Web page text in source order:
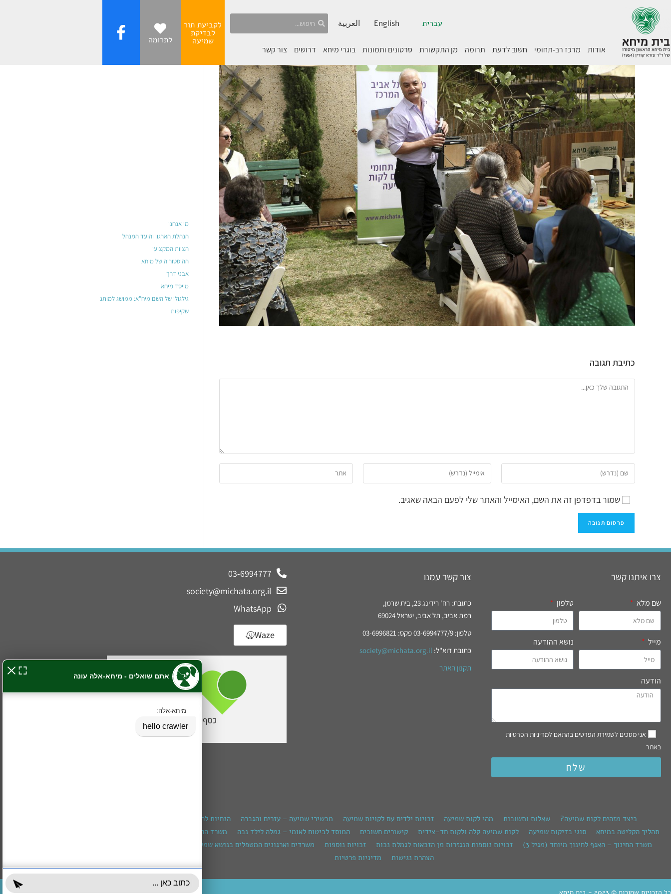
עברית English العربية
אודות מרכז רב-תחומי חשוב לדעת תרומה מן התקשורת סרטונים ותמונות בוגרי מיחא דרושים צור קשר
לקביעת תור
לבדיקת
שמיעה לתרומה
כתיבת תגובה
שמור בדפדפן זה את השם, האימייל והאתר שלי לפעם הבאה שאגיב.
מי אנחנו
הנהלת הארגון והועד המנהל
הצוות המקצועי
ההיסטוריה של מיחא
אבני דרך
מייסד מיחא
גילגולו של השם מיח”א: ממושג למותג
שקיפות
צרו איתנו קשר
שם מלא טלפון
מייל נושא ההודעה
הודעה
אני מסכים לשמירת הפרטים בהתאם למדיניות הפרטיות
באתר
שלח
צור קשר עמנו
כתובת: רח' רידינג 23, בית שרמן,
רמת אביב, תל אביב, ישראל 69024
טלפון: 03-6994777/9 פקס: 03-6996821
כתובת דוא"ל: society@michata.org.il
תקנון האתר
03-6994777
society@michata.org.il
WhatsApp
Waze
כיצד מזהים לקות שמיעה? שאלות ותשובות מהי לקות שמיעה זכויות ילדים עם לקויות שמיעה מכשירי שמיעה – עזרים והגברה
הנחיות להרכבת מכשיר שמיעה
תהליך הקליטה במיחא
סוגי בדיקות שמיעה לקות שמיעה קלה ולקות חד-צידית קישורים חשובים המוסד לביטוח לאומי – גמלה לילד נכה
משרד הרווחה (מגיל חצי שנה עד גיל 3)
משרד החינוך – האגף לחינוך מיוחד (מגיל 3)
זכויות נוספות הנגזרות מן הזכאות לגמלת נכות זכויות נוספות משרדים וארגונים המטפלים בנושא שמירה ומיצוי זכויות
הצהרת נגישות
מדיניות פרטיות
כל הזכויות שמורות © 2023 - בית מיחא